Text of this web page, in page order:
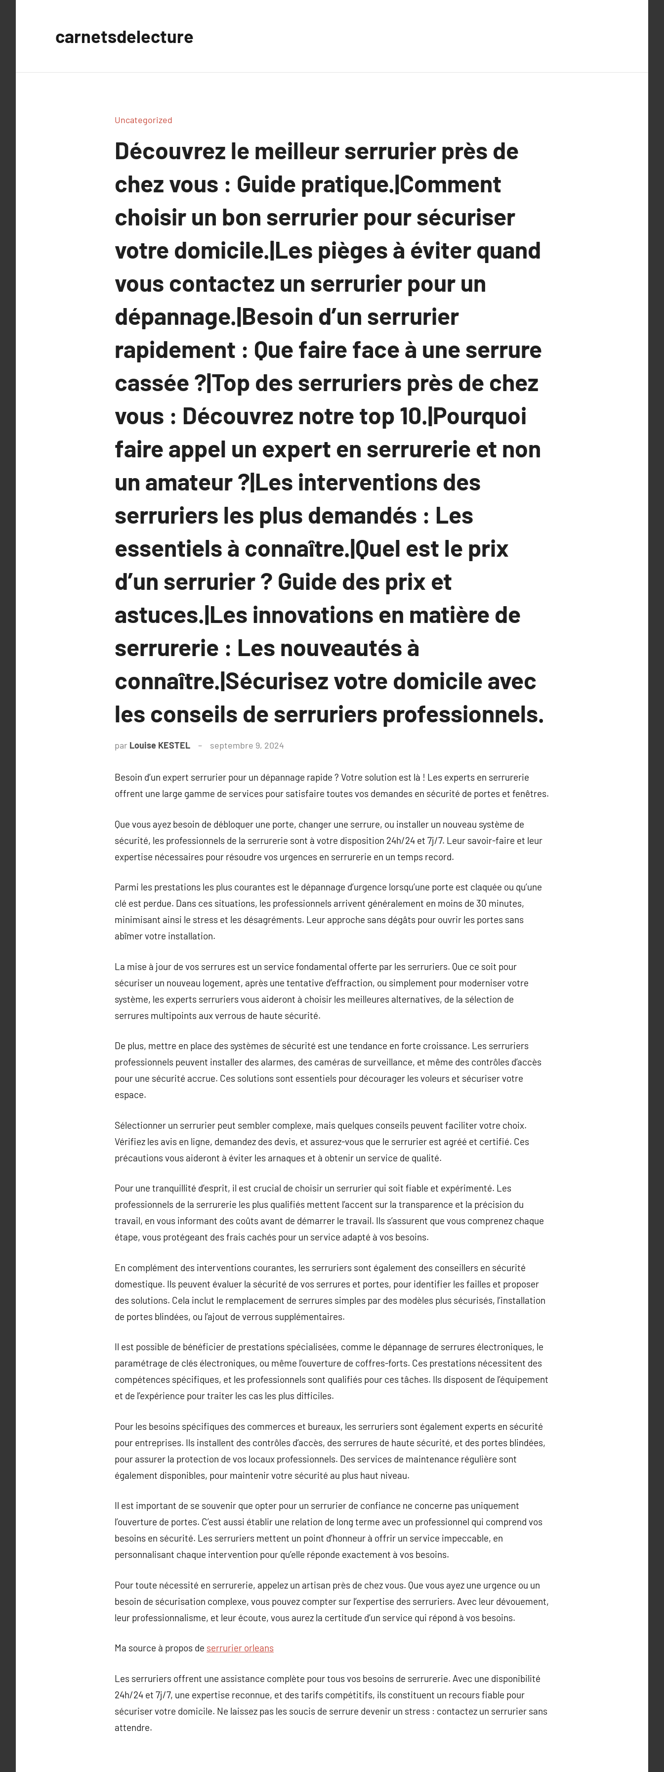
carnetsdelecture
Uncategorized
Découvrez le meilleur serrurier près de
chez vous : Guide pratique.|Comment
choisir un bon serrurier pour sécuriser
votre domicile.|Les pièges à éviter quand
vous contactez un serrurier pour un
dépannage.|Besoin d’un serrurier
rapidement : Que faire face à une serrure
cassée ?|Top des serruriers près de chez
vous : Découvrez notre top 10.|Pourquoi
faire appel un expert en serrurerie et non
un amateur ?|Les interventions des
serruriers les plus demandés : Les
essentiels à connaître.|Quel est le prix
d’un serrurier ? Guide des prix et
astuces.|Les innovations en matière de
serrurerie : Les nouveautés à
connaître.|Sécurisez votre domicile avec
les conseils de serruriers professionnels.
par Louise KESTEL septembre 9, 2024
Besoin d’un expert serrurier pour un dépannage rapide ? Votre solution est là ! Les experts en serrurerie
offrent une large gamme de services pour satisfaire toutes vos demandes en sécurité de portes et fenêtres.
Que vous ayez besoin de débloquer une porte, changer une serrure, ou installer un nouveau système de
sécurité, les professionnels de la serrurerie sont à votre disposition 24h/24 et 7j/7. Leur savoir-faire et leur
expertise nécessaires pour résoudre vos urgences en serrurerie en un temps record.
Parmi les prestations les plus courantes est le dépannage d’urgence lorsqu’une porte est claquée ou qu’une
clé est perdue. Dans ces situations, les professionnels arrivent généralement en moins de 30 minutes,
minimisant ainsi le stress et les désagréments. Leur approche sans dégâts pour ouvrir les portes sans
abîmer votre installation.
La mise à jour de vos serrures est un service fondamental offerte par les serruriers. Que ce soit pour
sécuriser un nouveau logement, après une tentative d’effraction, ou simplement pour moderniser votre
système, les experts serruriers vous aideront à choisir les meilleures alternatives, de la sélection de
serrures multipoints aux verrous de haute sécurité.
De plus, mettre en place des systèmes de sécurité est une tendance en forte croissance. Les serruriers
professionnels peuvent installer des alarmes, des caméras de surveillance, et même des contrôles d’accès
pour une sécurité accrue. Ces solutions sont essentiels pour décourager les voleurs et sécuriser votre
espace.
Sélectionner un serrurier peut sembler complexe, mais quelques conseils peuvent faciliter votre choix.
Vérifiez les avis en ligne, demandez des devis, et assurez-vous que le serrurier est agréé et certifié. Ces
précautions vous aideront à éviter les arnaques et à obtenir un service de qualité.
Pour une tranquillité d’esprit, il est crucial de choisir un serrurier qui soit fiable et expérimenté. Les
professionnels de la serrurerie les plus qualifiés mettent l’accent sur la transparence et la précision du
travail, en vous informant des coûts avant de démarrer le travail. Ils s’assurent que vous comprenez chaque
étape, vous protégeant des frais cachés pour un service adapté à vos besoins.
En complément des interventions courantes, les serruriers sont également des conseillers en sécurité
domestique. Ils peuvent évaluer la sécurité de vos serrures et portes, pour identifier les failles et proposer
des solutions. Cela inclut le remplacement de serrures simples par des modèles plus sécurisés, l’installation
de portes blindées, ou l’ajout de verrous supplémentaires.
Il est possible de bénéficier de prestations spécialisées, comme le dépannage de serrures électroniques, le
paramétrage de clés électroniques, ou même l’ouverture de coffres-forts. Ces prestations nécessitent des
compétences spécifiques, et les professionnels sont qualifiés pour ces tâches. Ils disposent de l’équipement
et de l’expérience pour traiter les cas les plus difficiles.
Pour les besoins spécifiques des commerces et bureaux, les serruriers sont également experts en sécurité
pour entreprises. Ils installent des contrôles d’accès, des serrures de haute sécurité, et des portes blindées,
pour assurer la protection de vos locaux professionnels. Des services de maintenance régulière sont
également disponibles, pour maintenir votre sécurité au plus haut niveau.
Il est important de se souvenir que opter pour un serrurier de confiance ne concerne pas uniquement
l’ouverture de portes. C’est aussi établir une relation de long terme avec un professionnel qui comprend vos
besoins en sécurité. Les serruriers mettent un point d’honneur à offrir un service impeccable, en
personnalisant chaque intervention pour qu’elle réponde exactement à vos besoins.
Pour toute nécessité en serrurerie, appelez un artisan près de chez vous. Que vous ayez une urgence ou un
besoin de sécurisation complexe, vous pouvez compter sur l’expertise des serruriers. Avec leur dévouement,
leur professionnalisme, et leur écoute, vous aurez la certitude d’un service qui répond à vos besoins.
Ma source à propos de serrurier orleans
Les serruriers offrent une assistance complète pour tous vos besoins de serrurerie. Avec une disponibilité
24h/24 et 7j/7, une expertise reconnue, et des tarifs compétitifs, ils constituent un recours fiable pour
sécuriser votre domicile. Ne laissez pas les soucis de serrure devenir un stress : contactez un serrurier sans
attendre.